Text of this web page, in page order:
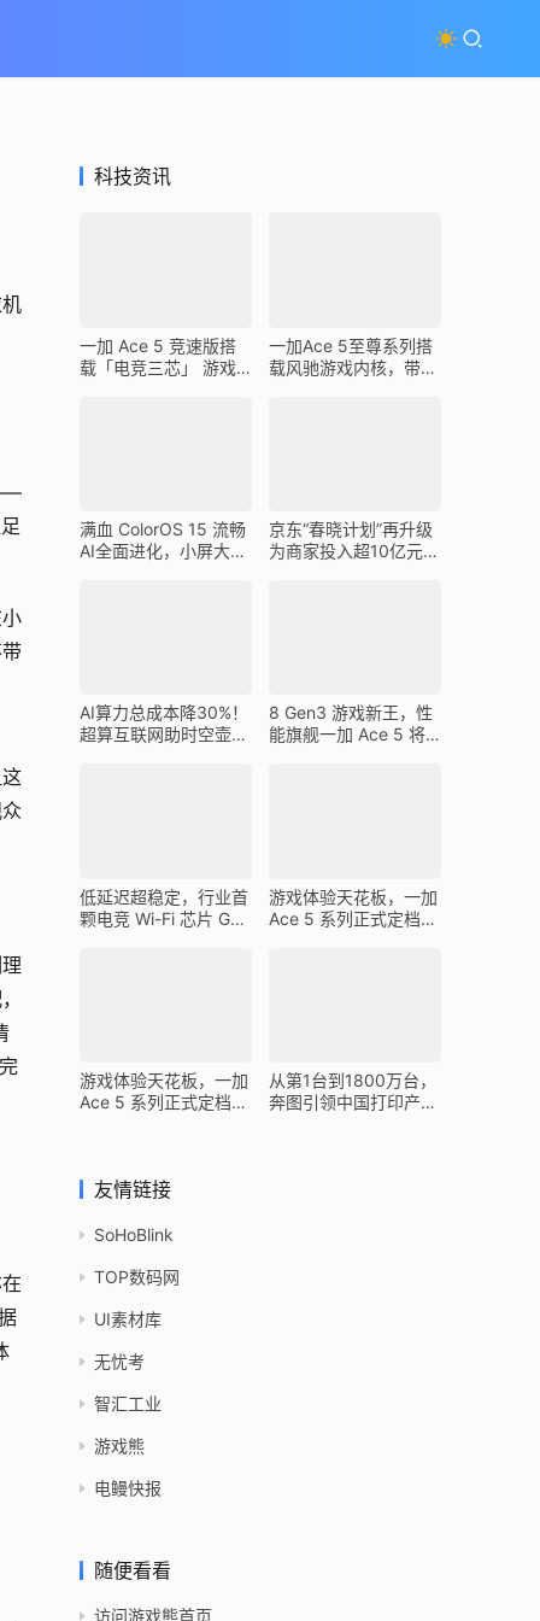
科技资讯
一加 Ace 5 竞速版搭
载「电竞三芯」 游戏
一加Ace 5至尊系列搭
载风驰游戏内核，带来
满血 ColorOS 15 流畅
AI全面进化，小屏大魔
京东“春晓计划”再升级
为商家投入超10亿元广
AI算力总成本降30%！
超算互联网助时空壶高
8 Gen3 游戏新王，性
能旗舰一加 Ace 5 将
低延迟超稳定，行业首
颗电竞 Wi-Fi 芯片 G1
游戏体验天花板，一加
Ace 5 系列正式定档
游戏体验天花板，一加
Ace 5 系列正式定档
从第1台到1800万台，
奔图引领中国打印产业
友情链接
SoHoBlink
TOP数码网
UI素材库
无忧考
智汇工业
游戏熊
电鳗快报
随便看看
访问游戏熊首页